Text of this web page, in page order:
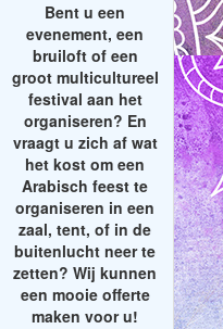
Bent u een
evenement, een
bruiloft of een
groot multicultureel
festival aan het
organiseren? En
vraagt u zich af wat
het kost om een
Arabisch feest te
organiseren in een
zaal, tent, of in de
buitenlucht neer te
zetten? Wij kunnen
een mooie offerte
maken voor u!